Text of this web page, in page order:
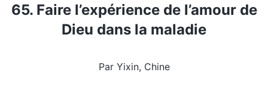
65. Faire l’expérience de l’amour de
Dieu dans la maladie
Par Yixin, Chine